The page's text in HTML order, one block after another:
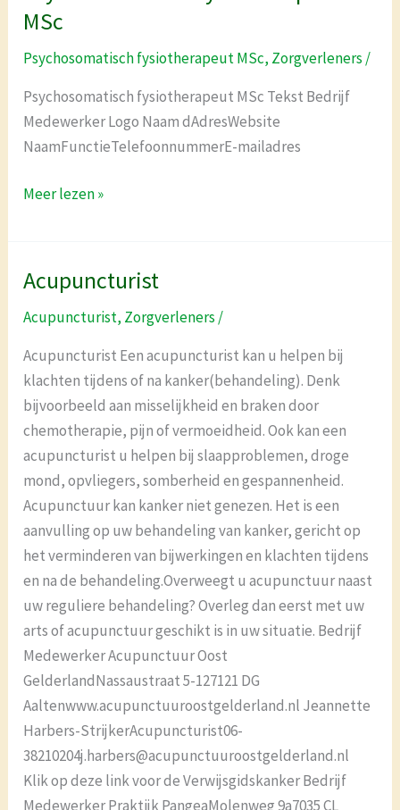
MSc
Psychosomatisch fysiotherapeut MSc, Zorgverleners /
Psychosomatisch fysiotherapeut MSc Tekst Bedrijf
Medewerker Logo Naam dAdresWebsite
NaamFunctieTelefoonnummerE-mailadres
fysiotherapeut
Meer lezen »
Acupuncturist
Acupuncturist, Zorgverleners /
Acupuncturist Een acupuncturist kan u helpen bij
klachten tijdens of na kanker(behandeling). Denk
bijvoorbeeld aan misselijkheid en braken door
chemotherapie, pijn of vermoeidheid. Ook kan een
acupuncturist u helpen bij slaapproblemen, droge
mond, opvliegers, somberheid en gespannenheid.
Acupunctuur kan kanker niet genezen. Het is een
aanvulling op uw behandeling van kanker, gericht op
het verminderen van bijwerkingen en klachten tijdens
en na de behandeling.Overweegt u acupunctuur naast
uw reguliere behandeling? Overleg dan eerst met uw
arts of acupunctuur geschikt is in uw situatie. Bedrijf
Medewerker Acupunctuur Oost
GelderlandNassaustraat 5-127121 DG
Aaltenwww.acupunctuuroostgelderland.nl Jeannette
Harbers-StrijkerAcupuncturist06-
38210204j.harbers@acupunctuuroostgelderland.nl
Klik op deze link voor de Verwijsgidskanker Bedrijf
Medewerker Praktijk PangeaMolenweg 9a7035 CL
Acupuncturist